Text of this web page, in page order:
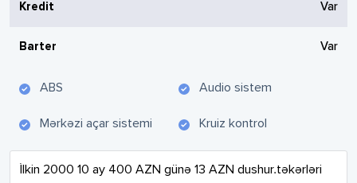
Kredit Var
Barter Var
ABS Audio sistem
Mərkəzi açar sistemi Kruiz kontrol
İlkin 2000 10 ay 400 AZN günə 13 AZN dushur.təkərləri